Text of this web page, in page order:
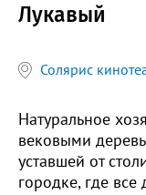
Лукавый
Солярис
Натуральное
вековыми
уставшей от
городке, где все